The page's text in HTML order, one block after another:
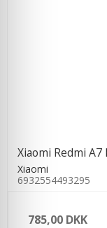
Xiaomi Redmi A7
Xiaomi
6932554493295
785,00 DKK